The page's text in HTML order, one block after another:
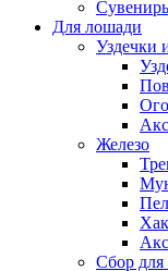
Для лошади
Уздечки
Железо
Сбор для